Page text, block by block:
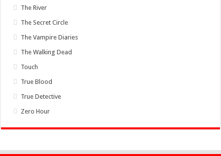
The River
The Secret Circle
The Vampire Diaries
The Walking Dead
Touch
True Blood
True Detective
Zero Hour